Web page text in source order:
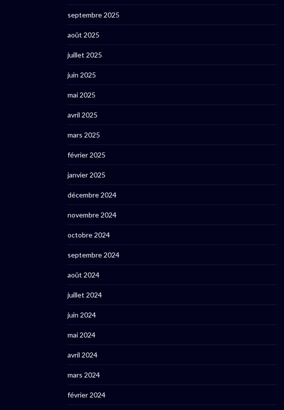
septembre 2025
août 2025
juillet 2025
juin 2025
mai 2025
avril 2025
mars 2025
février 2025
janvier 2025
décembre 2024
novembre 2024
octobre 2024
septembre 2024
août 2024
juillet 2024
juin 2024
mai 2024
avril 2024
mars 2024
février 2024